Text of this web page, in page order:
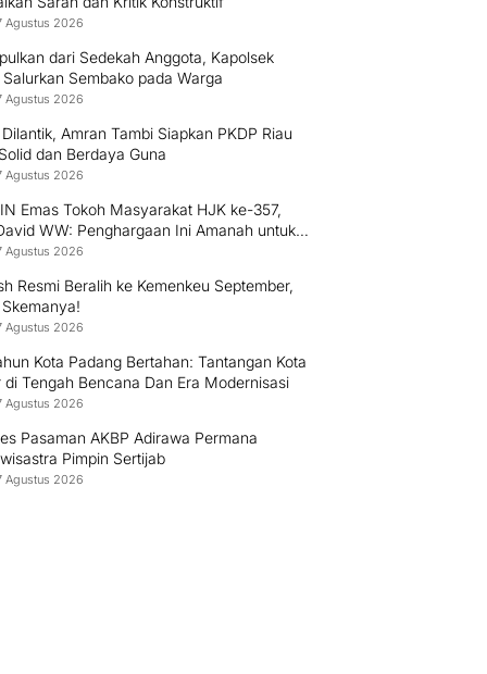
Agustus 2026
dari Sedekah Anggota, Kapolsek
Sembako pada Warga
Agustus 2026
Amran Tambi Siapkan PKDP Riau
dan Berdaya Guna
Agustus 2026
Emas Tokoh Masyarakat HJK ke-357,
WW: Penghargaan Ini Amanah untuk
kepada Warga Padang
Agustus 2026
Resmi Beralih ke Kemenkeu September,
Agustus 2026
Kota Padang Bertahan: Tantangan Kota
di Tengah Bencana Dan Era Modernisasi
Agustus 2026
Pasaman AKBP Adirawa Permana
Pimpin Sertijab
Agustus 2026